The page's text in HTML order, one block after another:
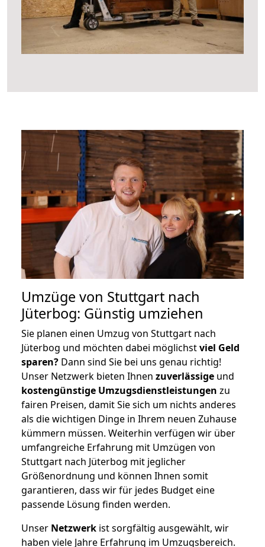
Umzüge von Stuttgart nach
Jüterbog: Günstig umziehen
Sie planen einen Umzug von Stuttgart nach
Jüterbog und möchten dabei möglichstviel Geld
sparen? Dann sind Sie bei uns genau richtig!
Unser Netzwerk bieten Ihnen zuverlässige und
kostengünstige Umzugsdienstleistungen zu
fairen Preisen, damit Sie sich um nichts anderes
als die wichtigen Dinge in Ihrem neuen Zuhause
kümmern müssen. Weiterhin verfügen wir über
umfangreiche Erfahrung mit Umzügen von
Stuttgart nach Jüterbog mit jeglicher
Größenordnung und können Ihnen somit
garantieren, dass wir für jedes Budget eine
passende Lösung finden werden.
Unser Netzwerk ist sorgfältig ausgewählt, wir
haben viele Jahre Erfahrung im Umzugsbereich.